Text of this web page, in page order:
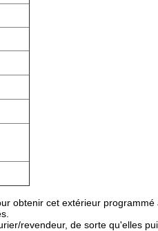
obtenir cet extérieur programmé
revendeur, de sorte qu'elles